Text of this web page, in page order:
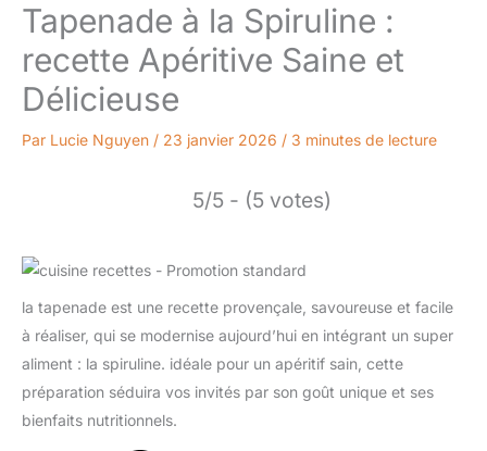
Tapenade à la Spiruline :
recette Apéritive Saine et
Délicieuse
Par Lucie Nguyen / 23 janvier 2026 / 3 minutes de lecture
5/5 - (5 votes)
la tapenade est une recette provençale, savoureuse et facile
à réaliser, qui se modernise aujourd’hui en intégrant un super
aliment : la spiruline. idéale pour un apéritif sain, cette
préparation séduira vos invités par son goût unique et ses
bienfaits nutritionnels.